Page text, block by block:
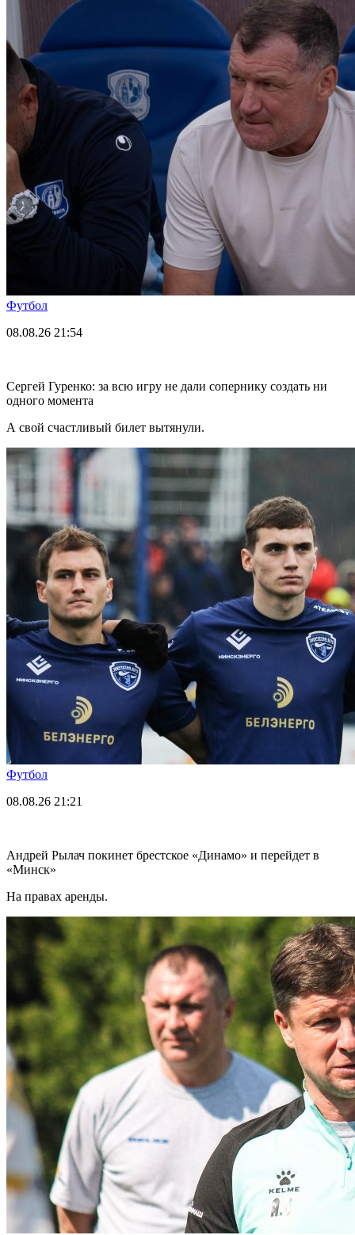
Футбол
08.08.26 21:54
Сергей Гуренко: за всю игру не дали сопернику создать ни
одного момента
А свой счастливый билет вытянули.
Футбол
08.08.26 21:21
Андрей Рылач покинет брестское «Динамо» и перейдет в
«Минск»
На правах аренды.